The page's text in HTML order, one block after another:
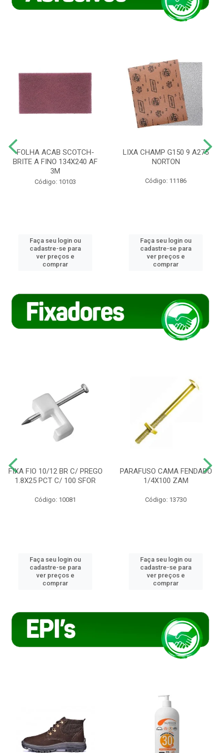
FOLHA ACAB SCOTCH-
BRITE A FINO 134X240 AF
3M
Código: 10103
Faça seu login ou
cadastre-se para
ver preços e
comprar
LIXA CHAMP G150 9 A275
NORTON
Código: 11186
Faça seu login ou
cadastre-se para
ver preços e
comprar
FIXA FIO 10/12 BR C/ PREGO
1.8X25 PCT C/ 100 SFOR
Código: 10081
Faça seu login ou
cadastre-se para
ver preços e
comprar
PARAFUSO CAMA FENDADO
1/4X100 ZAM
Código: 13730
Faça seu login ou
cadastre-se para
ver preços e
comprar